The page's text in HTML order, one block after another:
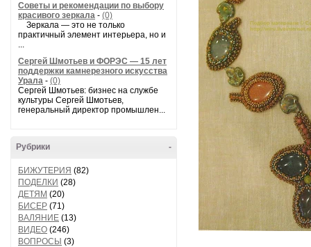
Советы и рекомендации по выбору
красивого зеркала - (0)
Зеркала — это не только
практичный элемент интерьера, но и
...
Сергей Шмотьев и ФОРЭС — 15 лет
поддержки камнерезного искусства
Урала - (0)
Сергей Шмотьев: бизнес на службе
культуры Сергей Шмотьев,
генеральный директор промышлен...
-
Рубрики
БИЖУТЕРИЯ (82)
ПОДЕЛКИ (28)
ДЕТЯМ (20)
БИСЕР (71)
ВАЛЯНИЕ (13)
ВИДЕО (246)
ВОПРОСЫ (3)